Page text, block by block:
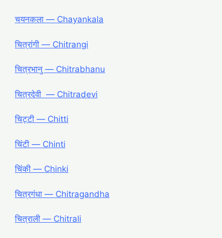
चयनकला ― Chayankala
चित्रांगी ― Chitrangi
चित्रभानु ― Chitrabhanu
चित्रदेवी ― Chitradevi
चिट्टी ― Chitti
चिंटी ― Chinti
चिंकी ― Chinki
चित्रगंधा ― Chitragandha
चित्राली ― Chitrali